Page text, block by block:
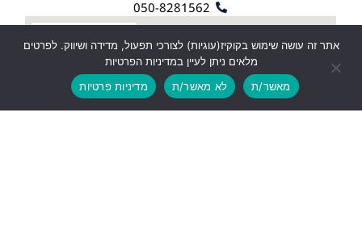
050-8281562
אתר זה עושה שימוש בקוקיז(עוגיות) לצורכי תפעול, מדידה ושיווק. לפרטים
מלאים ניתן לעיין במדיניות הפרטיות
מאשר/ת
לא מאשר/ת מדיניות פרטיות